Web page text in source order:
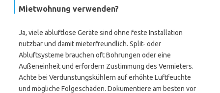
Mietwohnung verwenden?
Ja, viele abluftlose Geräte sind ohne feste Installation
nutzbar und damit mieterfreundlich. Split- oder
Abluftsysteme brauchen oft Bohrungen oder eine
Außeneinheit und erfordern Zustimmung des Vermieters.
Achte bei Verdunstungskühlern auf erhöhte Luftfeuchte
und mögliche Folgeschäden. Dokumentiere am besten vor